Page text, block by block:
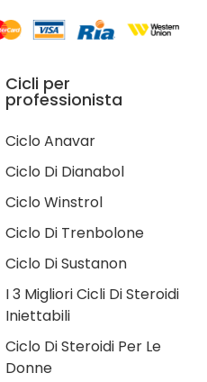
Cicli per
professionista
Ciclo Anavar
Ciclo Di Dianabol
Ciclo Winstrol
Ciclo Di Trenbolone
Ciclo Di Sustanon
I 3 Migliori Cicli Di Steroidi
Iniettabili
Ciclo Di Steroidi Per Le
Donne